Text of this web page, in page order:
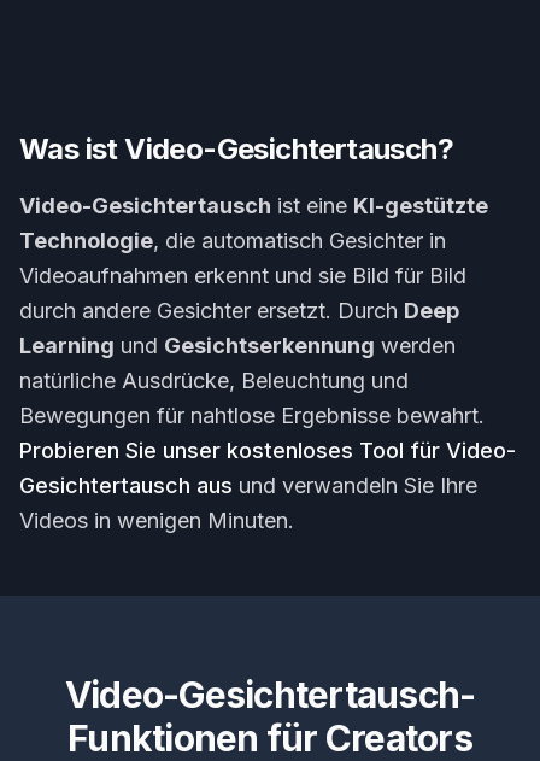
Was ist Video-Gesichtertausch?
Video-Gesichtertausch ist eine KI-gestützte
Technologie, die automatisch Gesichter in
Videoaufnahmen erkennt und sie Bild für Bild
durch andere Gesichter ersetzt. Durch Deep
Learning und Gesichtserkennung werden
natürliche Ausdrücke, Beleuchtung und
Bewegungen für nahtlose Ergebnisse bewahrt.
Probieren Sie unser kostenloses Tool für Video-
Gesichtertausch aus und verwandeln Sie Ihre
Videos in wenigen Minuten.
Video-Gesichtertausch-
Funktionen für Creators